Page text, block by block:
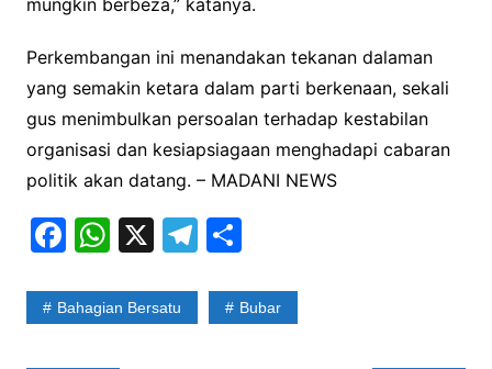
mungkin berbeza,” katanya.
Perkembangan ini menandakan tekanan dalaman
yang semakin ketara dalam parti berkenaan, sekali
gus menimbulkan persoalan terhadap kestabilan
organisasi dan kesiapsiagaan menghadapi cabaran
politik akan datang. – MADANI NEWS
F
c
W
at
X T
e
S
ar
Bahagian Bersatu Bubar